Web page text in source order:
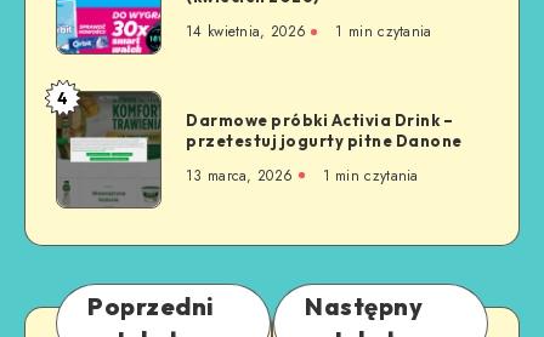
14 kwietnia, 2026 1 min czytania
4
Darmowe próbki Activia Drink –
przetestuj jogurty pitne Danone
13 marca, 2026 1 min czytania
Poprzedni
Następny